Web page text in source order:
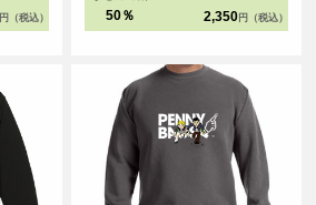
円（税込） 50％ 2,350 円（税込）